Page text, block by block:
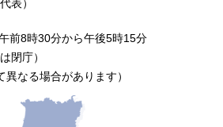
表）
前8時30分から午後5時15分
閉庁）
なる場合があります）